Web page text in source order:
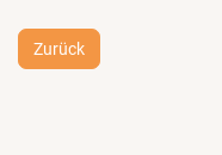
Zurück